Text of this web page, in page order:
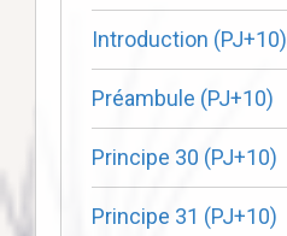
Introduction (PJ+10)
Préambule (PJ+10)
Principe 30 (PJ+10)
Principe 31 (PJ+10)